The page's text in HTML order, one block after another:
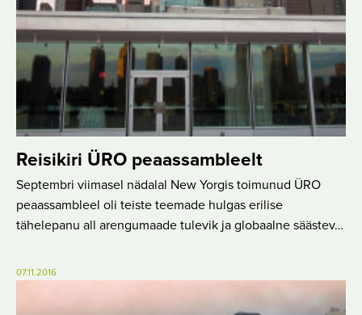
Reisikiri ÜRO peaassambleelt
Septembri viimasel nädalal New Yorgis toimunud ÜRO
peaassambleel oli teiste teemade hulgas erilise
tähelepanu all arengumaade tulevik ja globaalne säästev…
07.11.2016